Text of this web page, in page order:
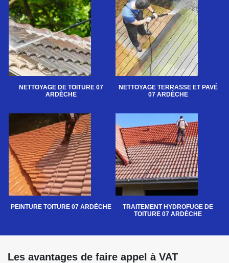
NETTOYAGE DE TOITURE 07
ARDÈCHE
NETTOYAGE TERRASSE ET PAVÉ
07 ARDÈCHE
PEINTURE TOITURE 07 ARDÈCHE
TRAITEMENT HYDROFUGE DE
TOITURE 07 ARDÈCHE
Les avantages de faire appel à VAT